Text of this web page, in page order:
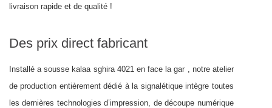
livraison rapide et de qualité !
Des prix direct fabricant
Installé a sousse kalaa sghira 4021 en face la gar , notre atelier
de production entièrement dédié à la signalétique intègre toutes
les dernières technologies d’impression, de découpe numérique